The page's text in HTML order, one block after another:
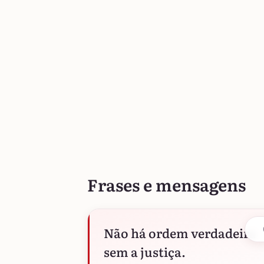
Frases e mensagens
Não há ordem verdadeira
sem a justiça.